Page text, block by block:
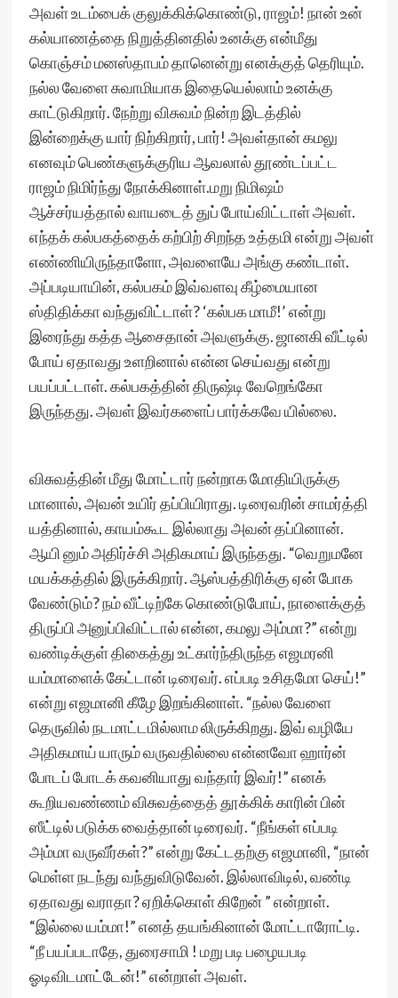
அவள் உடம்பைக் குலுக்கிக்கொண்டு, ராஜம்! நான் உன்
கல்யாணத்தை நிறுத்தினதில் உனக்கு என்மீது
கொஞ்சம் மனஸ்தாபம் தானென்று எனக்குத் தெரியும்.
நல்ல வேளை சுவாமியாக இதையெல்லாம் உனக்கு
காட்டுகிறார். நேற்று விசுவம் நின்ற இடத்தில்
இன்றைக்கு யார் நிற்கிறார், பார்! அவள்தான் கமலு
எனவும் பெண்களுக்குரிய ஆவலால் தூண்டப்பட்ட
ராஜம் நிமிர்ந்து நோக்கினாள்.மறு நிமிஷம்
ஆச்சர்யத்தால் வாயடைத் துப் போய்விட்டாள் அவள்.
எந்தக் கல்பகத்தைக் கற்பிற் சிறந்த உத்தமி என்று அவள்
எண்ணியிருந்தாளோ, அவளையே அங்கு கண்டாள்.
அப்படியாயின், கல்பகம் இவ்வளவு கீழ்மையான
ஸ்திதிக்கா வந்துவிட்டாள்? ‘கல்பக மாமீ!’ என்று
இரைந்து கத்த ஆசைதான் அவளுக்கு. ஜானகி வீட்டில்
போய் ஏதாவது உளறினால் என்ன செய்வது என்று
பயப்பட்டாள். கல்பகத்தின் திருஷ்டி வேறெங்கோ
இருந்தது. அவள் இவர்களைப் பார்க்கவே யில்லை.
விசுவத்தின் மீது மோட்டார் நன்றாக மோதியிருக்கு
மானால், அவன் உயிர் தப்பியிராது. டிரைவரின் சாமர்த்தி
யத்தினால், காயம்கூட இல்லாது அவன் தப்பினான்.
ஆயி னும் அதிர்ச்சி அதிகமாய் இருந்தது. “வெறுமனே
மயக்கத்தில் இருக்கிறார். ஆஸ்பத்திரிக்கு ஏன் போக
வேண்டும்? நம் வீட்டிற்கே கொண்டுபோய், நாளைக்குத்
திருப்பி அனுப்பிவிட்டால் என்ன, கமலு அம்மா?” என்று
வண்டிக்குள் திகைத்து உட்கார்ந்திருந்த எஜமரனி
யம்மாளைக் கேட்டான் டிரைவர். எப்படி உசிதமோ செய்!”
என்று எஜமானி கீழே இறங்கினாள். “நல்ல வேளை
தெருவில் நடமாட்டமில்லாம லிருக்கிறது. இவ் வழியே
அதிகமாய் யாரும் வருவதில்லை என்னவோ ஹார்ன்
போடப் போடக் கவனியாது வந்தார் இவர்!” எனக்
கூறியவண்ணம் விசுவத்தைத் தூக்கிக் காரின் பின்
ஸீட்டில் படுக்க வைத்தான் டிரைவர். “நீங்கள் எப்படி
அம்மா வருவீர்கள்?” என்று கேட்டதற்கு எஜமானி, “நான்
மெள்ள நடந்து வந்துவிடுவேன். இல்லாவிடில், வண்டி
ஏதாவது வராதா? ஏறிக்கொள் கிறேன் ” என்றாள்.
“இல்லை யம்மா!” எனத் தயங்கினான் மோட்டாரோட்டி.
“நீ பயப்படாதே, துரைசாமி ! மறு படி பழையபடி
ஓடிவிடமாட்டேன்!” என்றாள் அவள்.